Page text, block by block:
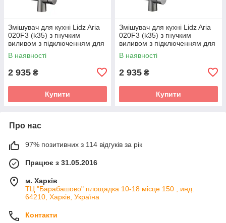
Змішувач для кухні Lidz Aria
020F3 (k35) з гнучким
виливом з підключенням для
питної води
LDARI020F3BGRP49568
В наявності
2 935 ₴
Купити
Змішувач для кухні Lidz Aria
020F3 (k35) з гнучким
виливом з підключенням для
питної води
LDARI020F3GGRP49569
В наявності
2 935 ₴
Купити
Про нас
97% позитивних з 114 відгуків за рік
Працює з 31.05.2016
м. Харків
ТЦ "Барабашово" площадка 10-18 місце 150 , инд.
64210, Харків, Україна
Контакти